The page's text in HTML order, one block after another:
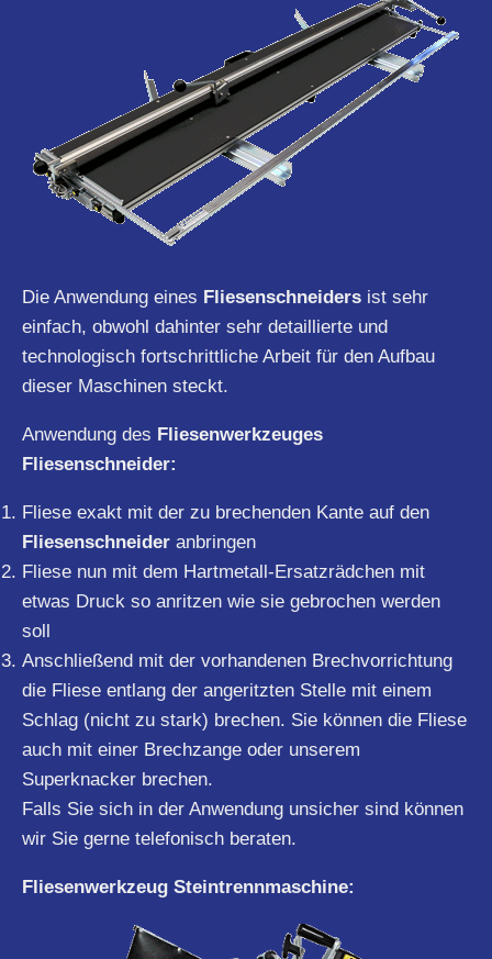
Die Anwendung eines Fliesenschneiders ist sehr
einfach, obwohl dahinter sehr detaillierte und
technologisch fortschrittliche Arbeit für den Aufbau
dieser Maschinen steckt.
Anwendung des Fliesenwerkzeuges
Fliesenschneider:
Fliese exakt mit der zu brechenden Kante auf den
Fliesenschneider anbringen
Fliese nun mit dem Hartmetall-Ersatzrädchen mit
etwas Druck so anritzen wie sie gebrochen werden
soll
Anschließend mit der vorhandenen Brechvorrichtung
die Fliese entlang der angeritzten Stelle mit einem
Schlag (nicht zu stark) brechen. Sie können die Fliese
auch mit einer Brechzange oder unserem
Superknacker brechen.
Falls Sie sich in der Anwendung unsicher sind können
wir Sie gerne telefonisch beraten.
Fliesenwerkzeug Steintrennmaschine: